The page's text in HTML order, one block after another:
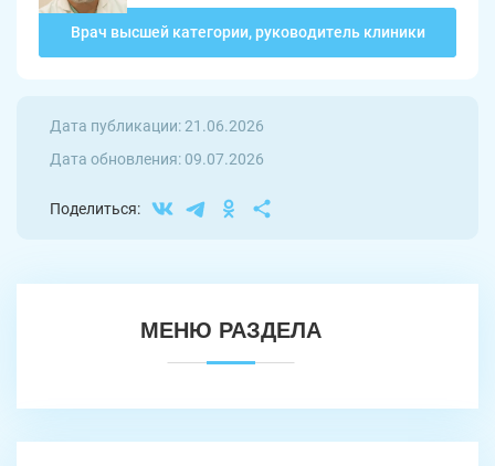
Врач высшей категории, руководитель клиники
Дата публикации: 21.06.2026
Дата обновления: 09.07.2026
Поделиться:
МЕНЮ РАЗДЕЛА